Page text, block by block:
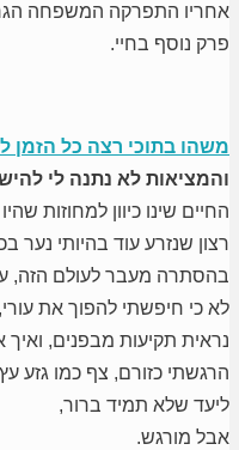
אחריו התפרקה המשפחה
פרק נוסף בחיי.
משהו בתוכי רצה כל הזמן
והמציאות לא נתנה לי
החיים שינו כיוון למחוזות
רצון שנזרע עוד בהיותי נער
בהסתרה מעבר לעולם הזה,
לא כי חיפשתי להפוך את
נראית תקיעות מבפנים,
הרגשתי כזורם, צף כמו גזע
ליעד שלא תמיד ברור,
אבל מורגש.